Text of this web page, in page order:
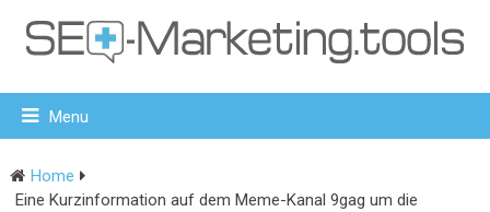
Menu
Home
Eine Kurzinformation auf dem Meme-Kanal 9gag um die